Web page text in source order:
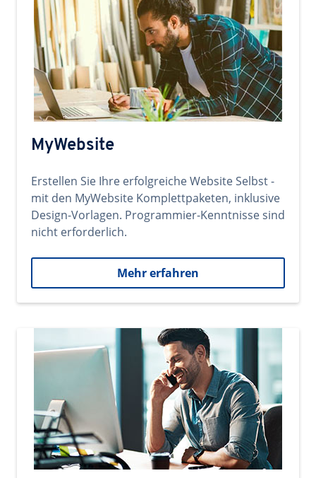
MyWebsite
Erstellen Sie Ihre erfolgreiche Website Selbst -
mit den MyWebsite Komplettpaketen, inklusive
Design-Vorlagen. Programmier-Kenntnisse sind
nicht erforderlich.
Mehr erfahren